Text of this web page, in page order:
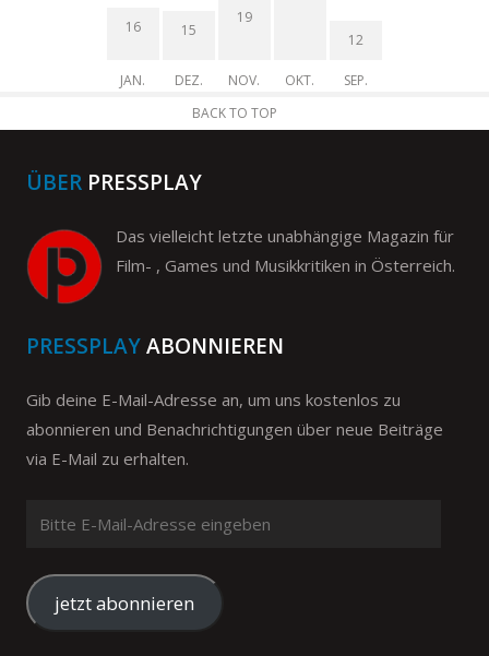
16
JAN.
15
DEZ.
19
NOV. OKT.
12
SEP.
BACK TO TOP
ÜBER PRESSPLAY
Das vielleicht letzte unabhängige Magazin für
Film- , Games und Musikkritiken in Österreich.
PRESSPLAYABONNIEREN
Gib deine E-Mail-Adresse an, um uns kostenlos zu
abonnieren und Benachrichtigungen über neue Beiträge
via E-Mail zu erhalten.
Mail-
Adresse
eingeben
jetzt abonnieren